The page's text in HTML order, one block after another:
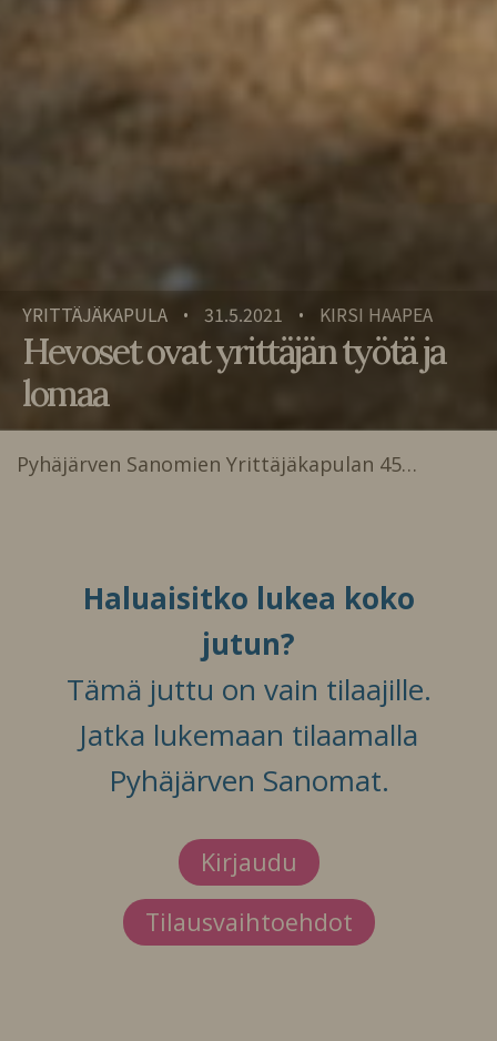
YRITTÄJÄKAPULA • 31.5.2021 • KIRSI HAAPEA
Hevoset ovat yrittäjän työtä ja
lomaa
Pyhäjärven Sanomien Yrittäjäkapulan 45…
Haluaisitko lukea koko
jutun?
Tämä juttu on vain tilaajille.
Jatka lukemaan tilaamalla
Pyhäjärven Sanomat.
Kirjaudu
Tilausvaihtoehdot